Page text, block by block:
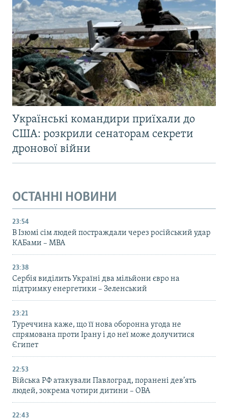
Українські командири приїхали до
США: розкрили сенаторам секрети
дронової війни
ОСТАННІ НОВИНИ
23:54
В Ізюмі сім людей постраждали через російський удар
КАБами – МВА
23:38
Сербія виділить Україні два мільйони євро на
підтримку енергетики – Зеленський
23:21
Туреччина каже, що її нова оборонна угода не
спрямована проти Ірану і до неї може долучитися
Єгипет
22:53
Війська РФ атакували Павлоград, поранені дев’ять
людей, зокрема чотири дитини – ОВА
22:43